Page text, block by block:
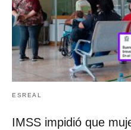
ESREAL
IMSS impidió que